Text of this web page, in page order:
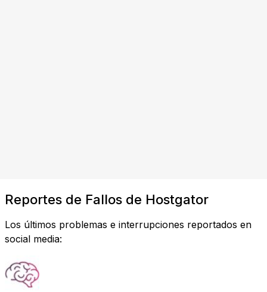
Reportes de Fallos de Hostgator
Los últimos problemas e interrupciones reportados en
social media: